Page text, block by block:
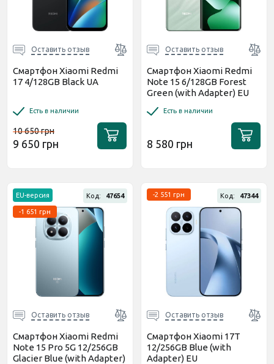
Оставить отзыв
Смартфон Xiaomi Redmi
17 4/128GB Black UA
Есть в наличии
10 650 грн
9 650 грн
Оставить отзыв
Смартфон Xiaomi Redmi
Note 15 6/128GB Forest
Green (with Adapter) EU
Есть в наличии
8 580 грн
Код: 47654
EU-версия
-1 651 грн
Оставить отзыв
Смартфон Xiaomi Redmi
Note 15 Pro 5G 12/256GB
Glacier Blue (with Adapter)
Код: 47344
-2 551 грн
Оставить отзыв
Смартфон Xiaomi 17T
12/256GB Blue (with
Adapter) EU